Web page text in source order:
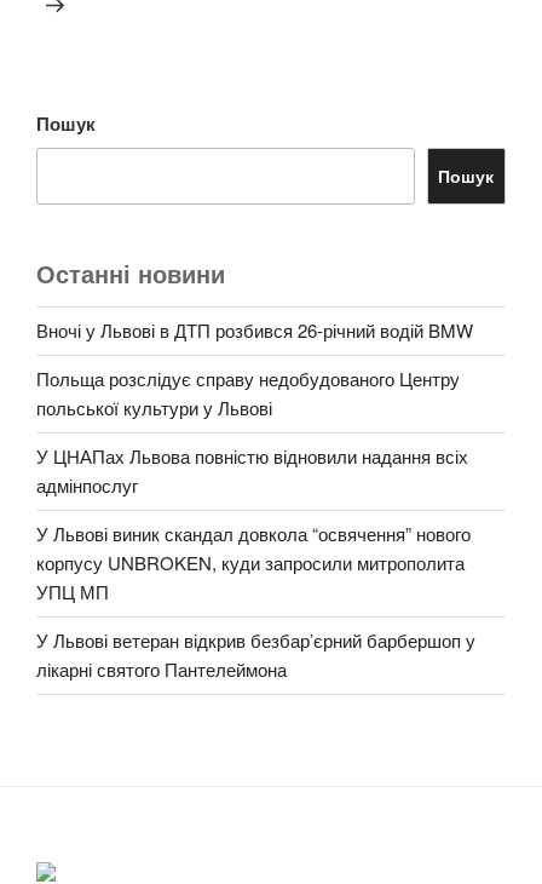
Пошук
Пошук
Останні новини
Вночі у Львові в ДТП розбився 26-річний водій BMW
Польща розслідує справу недобудованого Центру
польської культури у Львові
У ЦНАПах Львова повністю відновили надання всіх
адмінпослуг
У Львові виник скандал довкола “освячення” нового
корпусу UNBROKEN, куди запросили митрополита
УПЦ МП
У Львові ветеран відкрив безбар’єрний барбершоп у
лікарні святого Пантелеймона